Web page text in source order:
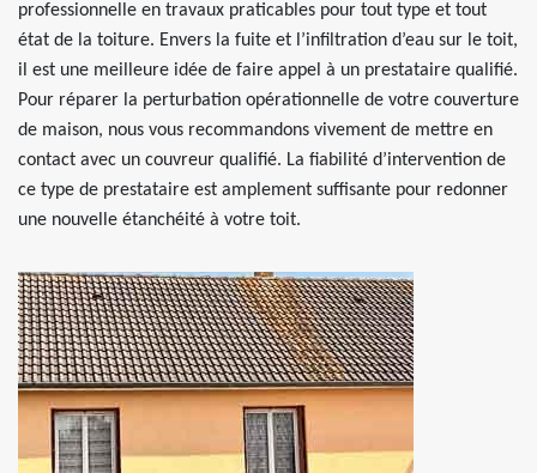
professionnelle en travaux praticables pour tout type et tout
état de la toiture. Envers la fuite et l’infiltration d’eau sur le toit,
il est une meilleure idée de faire appel à un prestataire qualifié.
Pour réparer la perturbation opérationnelle de votre couverture
de maison, nous vous recommandons vivement de mettre en
contact avec un couvreur qualifié. La fiabilité d’intervention de
ce type de prestataire est amplement suffisante pour redonner
une nouvelle étanchéité à votre toit.